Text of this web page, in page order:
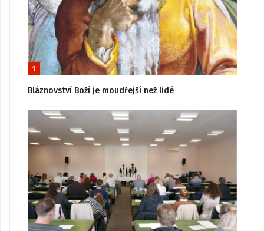
1
Bláznovství Boží je moudřejší než lidé